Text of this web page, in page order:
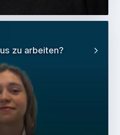
zu arbeiten?